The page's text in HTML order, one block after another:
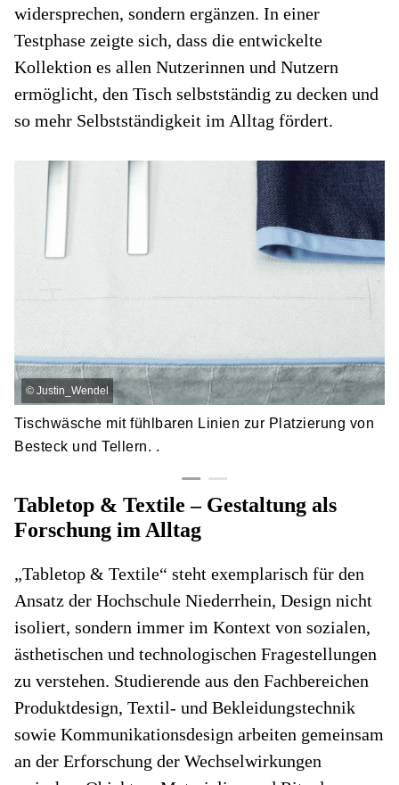
widersprechen, sondern ergänzen. In einer
Testphase zeigte sich, dass die entwickelte
Kollektion es allen Nutzerinnen und Nutzern
ermöglicht, den Tisch selbstständig zu decken und
so mehr Selbstständigkeit im Alltag fördert.
© Justin_Wendel
Tischwäsche mit fühlbaren Linien zur Platzierung von
Besteck und Tellern. .
Tabletop & Textile – Gestaltung als
Forschung im Alltag
„Tabletop & Textile“ steht exemplarisch für den
Ansatz der Hochschule Niederrhein, Design nicht
isoliert, sondern immer im Kontext von sozialen,
ästhetischen und technologischen Fragestellungen
zu verstehen. Studierende aus den Fachbereichen
Produktdesign, Textil- und Bekleidungstechnik
sowie Kommunikationsdesign arbeiten gemeinsam
an der Erforschung der Wechselwirkungen